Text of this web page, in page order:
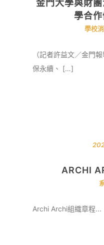
金門大學與財
學合
學校
（記者許益文／金門
保永續、 […]
ARCHI
Archi Archi組織章程...